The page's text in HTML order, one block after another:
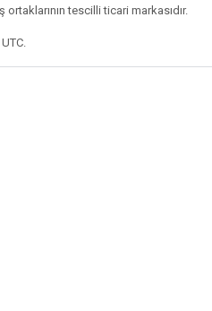
tescilli ticari markasıdır.